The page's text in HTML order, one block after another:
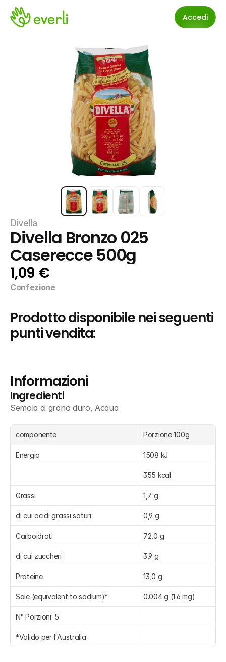
Accedi
Divella
Divella Bronzo 025
Caserecce 500g
1,09 €
Confezione
Prodotto disponibile nei seguenti
punti vendita:
Informazioni
Ingredienti
Semola di grano duro, Acqua
componente Porzione 100g
Energia 1508 kJ
355 kcal
Grassi 1,7 g
di cui acidi grassi saturi 0,9 g
Carboidrati 72,0 g
di cui zuccheri 3,9 g
Proteine 13,0 g
Sale (equivalent to sodium)* 0.004 g (1.6 mg)
N° Porzioni: 5
*Valido per l'Australia